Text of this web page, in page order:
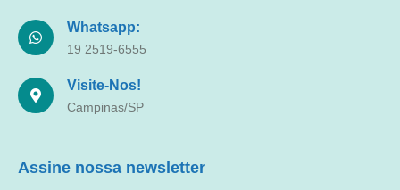
Whatsapp:
19 2519-6555
Visite-Nos!
Campinas/SP
Assine nossa newsletter